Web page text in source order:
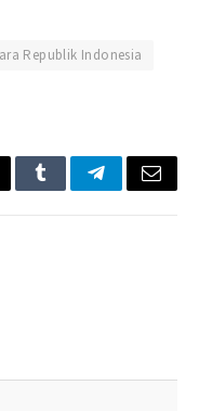
Republik Indonesia
TumblrTelegramEmail